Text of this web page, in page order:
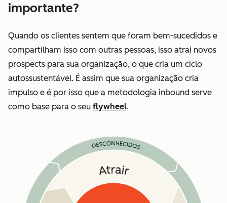
importante?
Quando os clientes sentem que foram bem-sucedidos e
compartilham isso com outras pessoas, isso atrai novos
prospects para sua organização, o que cria um ciclo
autossustentável. É assim que sua organização cria
impulso e é por isso que a metodologia inbound serve
como base para o seu flywheel.